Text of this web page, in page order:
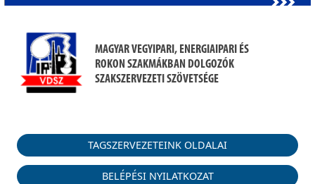
MAGYAR VEGYIPARI, ENERGIAIPARI ÉS
ROKON SZAKMÁKBAN DOLGOZÓK
SZAKSZERVEZETI SZÖVETSÉGE
TAGSZERVEZETEINK OLDALAI
BELÉPÉSI NYILATKOZAT